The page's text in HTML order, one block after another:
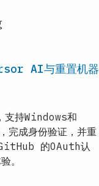
AI与重置机器
持Windows和
完成身份验证，并重
的OAuth认
。